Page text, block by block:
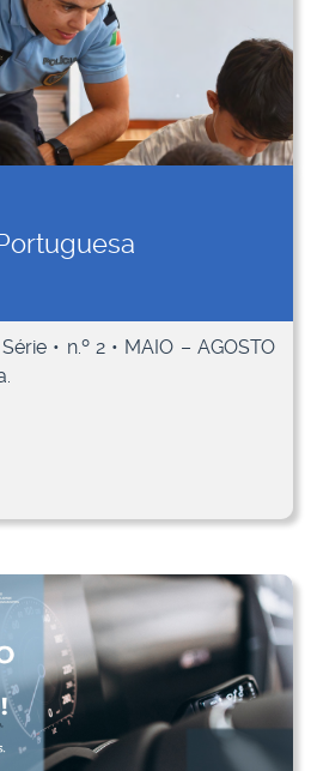
• n.º 2 • MAIO – AGOSTO